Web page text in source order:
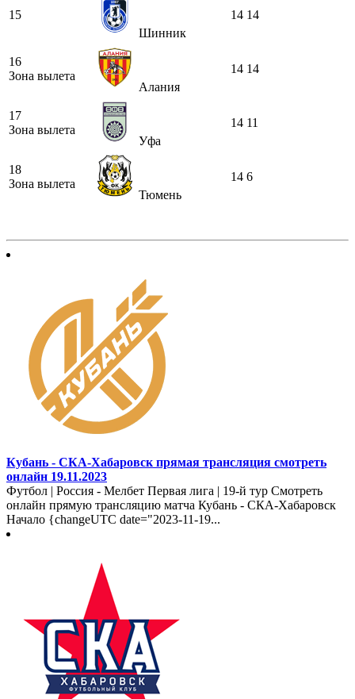
15
Шинник
14 14
16
Зона вылета
Алания
14 14
17
Зона вылета
Уфа
14 11
18
Зона вылета
Тюмень
14 6
Кубань - СКА-Хабаровск прямая трансляция смотреть
онлайн 19.11.2023
Футбол | Россия - Мелбет Первая лига | 19-й тур Смотреть
онлайн прямую трансляцию матча Кубань - СКА-Хабаровск
Начало {changeUTC date="2023-11-19...